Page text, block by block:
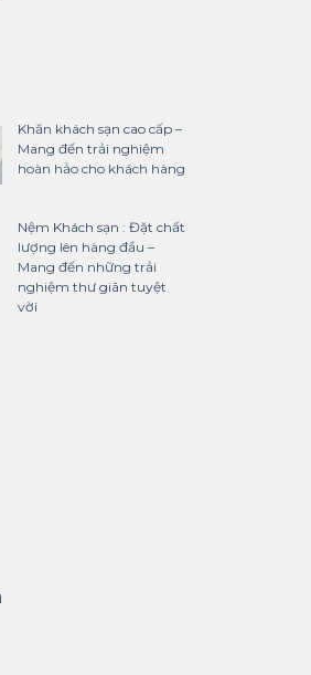
Khăn khách sạn cao cấp –
Mang đến trải nghiệm
hoàn hảo cho khách hàng
Nệm Khách sạn : Đặt chất
lượng lên hàng đầu –
Mang đến những trải
nghiệm thư giãn tuyệt
vời